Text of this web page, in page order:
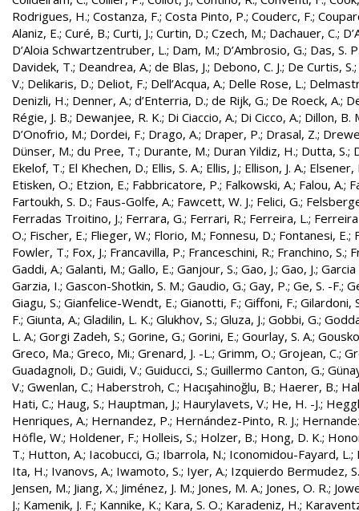
Rodrigues, H.; Costanza, F.; Costa Pinto, P.; Couderc, F.;
Alaniz, E.; Curé, B.; Curti, J.; Curtin, D.; Czech, M.; Dachauer, C.;
D’Aloia Schwartzentruber, L.; Dam, M.; D’Ambrosio, G.; Das, S.
Davidek, T.; Deandrea, A.; de Blas, J.; Debono, C. J.; De Curtis, S.;
V.; Delikaris, D.; Deliot, F.; Dell’Acqua, A.; Delle Rose, L.;
Denizli, H.; Denner, A.; d’Enterria, D.; de Rijk, G.; De Roeck, A.;
Régie, J. B.; Dewanjee, R. K.; Di Ciaccio, A.; Di Cicco, A.; Dillon, B.
D’Onofrio, M.; Dordei, F.; Drago, A.; Draper, P.; Drasal, Z.;
Dünser, M.; du Pree, T.; Durante, M.; Duran Yildiz, H.; Dutta, S.;
Ekelof, T.; El Khechen, D.; Ellis, S. A.; Ellis, J.; Ellison, J. A.; Elsener,
Etisken, O.; Etzion, E.; Fabbricatore, P.; Falkowski, A.; Falou, A.;
Fartoukh, S. D.; Faus-Golfe, A.; Fawcett, W. J.; Felici, G.;
Ferradas Troitino, J.; Ferrara, G.; Ferrari, R.; Ferreira, L.;
O.; Fischer, E.; Flieger, W.; Florio, M.; Fonnesu, D.; Fontanesi, E.;
Fowler, T.; Fox, J.; Francavilla, P.; Franceschini, R.; Franchino, S.;
Gaddi, A.; Galanti, M.; Gallo, E.; Ganjour, S.; Gao, J.; Gao, J.; Garcia
Garzia, I.; Gascon-Shotkin, S. M.; Gaudio, G.; Gay, P.; Ge, S. -F.;
Giagu, S.; Gianfelice-Wendt, E.; Gianotti, F.; Giffoni, F.; Gilardoni,
F.; Giunta, A.; Gladilin, L. K.; Glukhov, S.; Gluza, J.; Gobbi, G.;
L. A.; Gorgi Zadeh, S.; Gorine, G.; Gorini, E.; Gourlay, S. A.;
Greco, Ma.; Greco, Mi.; Grenard, J. -L.; Grimm, O.; Grojean, C.;
Guadagnoli, D.; Guidi, V.; Guiducci, S.; Guillermo Canton, G.;
V.; Gwenlan, C.; Haberstroh, C.; Hacışahinoğlu, B.; Haerer, B.;
Hati, C.; Haug, S.; Hauptman, J.; Haurylavets, V.; He, H. -J.;
Henriques, A.; Hernandez, P.; Hernández-Pinto, R. J.;
Höfle, W.; Holdener, F.; Holleis, S.; Holzer, B.; Hong, D. K.;
T.; Hutton, A.; Iacobucci, G.; Ibarrola, N.; Iconomidou-Fayard, L.;
Ita, H.; Ivanovs, A.; Iwamoto, S.; Iyer, A.; Izquierdo Bermudez, S.
Jensen, M.; Jiang, X.; Jiménez, J. M.; Jones, M. A.; Jones, O. R.;
J.; Kamenik, J. F.; Kannike, K.; Kara, S. O.; Karadeniz, H.;